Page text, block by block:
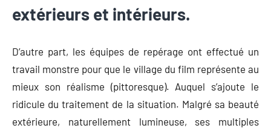
extérieurs et intérieurs.
D’autre part, les équipes de repérage ont effectué un
travail monstre pour que le village du film représente au
mieux son réalisme (pittoresque). Auquel s’ajoute le
ridicule du traitement de la situation. Malgré sa beauté
extérieure, naturellement lumineuse, ses multiples